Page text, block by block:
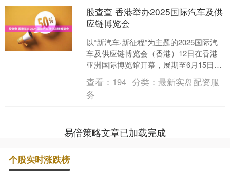
股查查 香港举办2025国际汽车及供
应链博览会
以“新汽车·新征程”为主题的2025国际汽
车及供应链博览会（香港）12日在香港
亚洲国际博览馆开幕，展期至6月15日。
本次活动聚焦打造汽车产业、供应链布
局交流及金....
查看： 194 分类：最新实盘配资服
务
易倍策略文章已加载完成
个股实时涨跌榜